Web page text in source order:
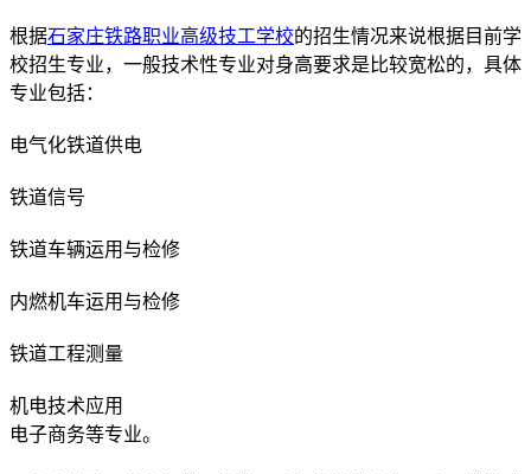
根据石家庄铁路职业高级技工学校的招生情况来说根据目前学
校招生专业，一般技术性专业对身高要求是比较宽松的，具体
专业包括：
电气化铁道供电
铁道信号
铁道车辆运用与检修
内燃机车运用与检修
铁道工程测量
机电技术应用
电子商务等专业。